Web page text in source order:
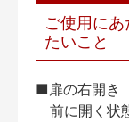
ご使用に
たいこと
■扉の右開き
前に開く状